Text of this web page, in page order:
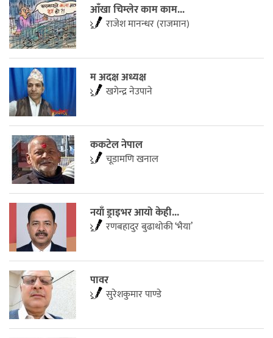
आँखा चिम्लेर काम काम...
राजेश मानन्धर (राजमान)
म अदक्ष अध्यक्ष
खगेन्द्र नेउपाने
ककटेल नेपाल
चूडामणि खनाल
नयाँ ड्राइभर आयो केही...
रणबहादुर बुढाथोकी ‘भैया’
पावर
सुरेशकुमार पाण्डे